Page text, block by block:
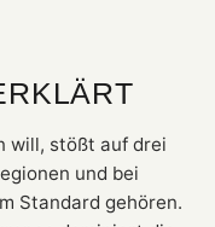
will, stößt auf drei
und bei
Standard gehören.